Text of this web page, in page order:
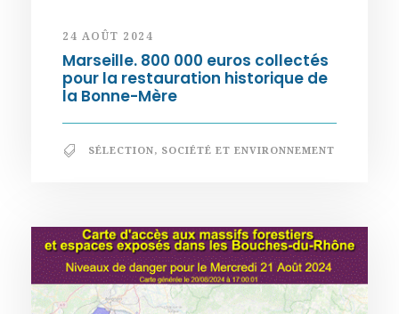
24 AOÛT 2024
Marseille. 800 000 euros collectés
pour la restauration historique de
la Bonne-Mère
SÉLECTION, SOCIÉTÉ ET ENVIRONNEMENT